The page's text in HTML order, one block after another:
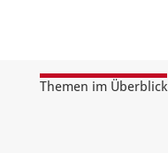
Themen im Überblick